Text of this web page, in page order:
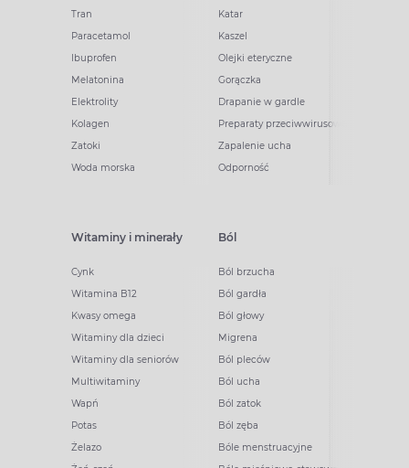
Tran
Paracetamol
Ibuprofen
Melatonina
Elektrolity
Kolagen
Zatoki
Woda morska
Katar
Kaszel
Olejki eteryczne
Gorączka
Drapanie w gardle
Preparaty przeciwwirusowe
Zapalenie ucha
Odporność
Witaminy i minerały
Cynk
Witamina B12
Kwasy omega
Witaminy dla dzieci
Witaminy dla seniorów
Multiwitaminy
Wapń
Potas
Żelazo
Ból
Ból brzucha
Ból gardła
Ból głowy
Migrena
Ból pleców
Ból ucha
Ból zatok
Ból zęba
Bóle menstruacyjne